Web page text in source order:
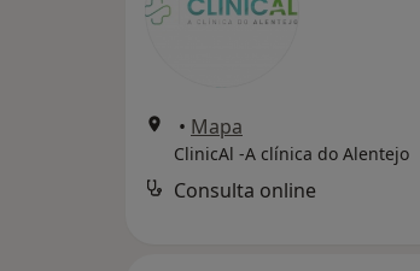
• Mapa
ClinicAl -A clínica do Alentejo
Consulta online